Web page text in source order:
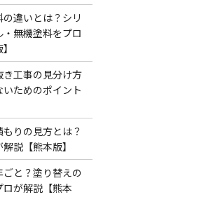
違いとは？シリ
無機塗料をプロ
工事の見分け方
ためのポイント
りの見方とは？
説【熊本版】
と？塗り替えの
が解説【熊本